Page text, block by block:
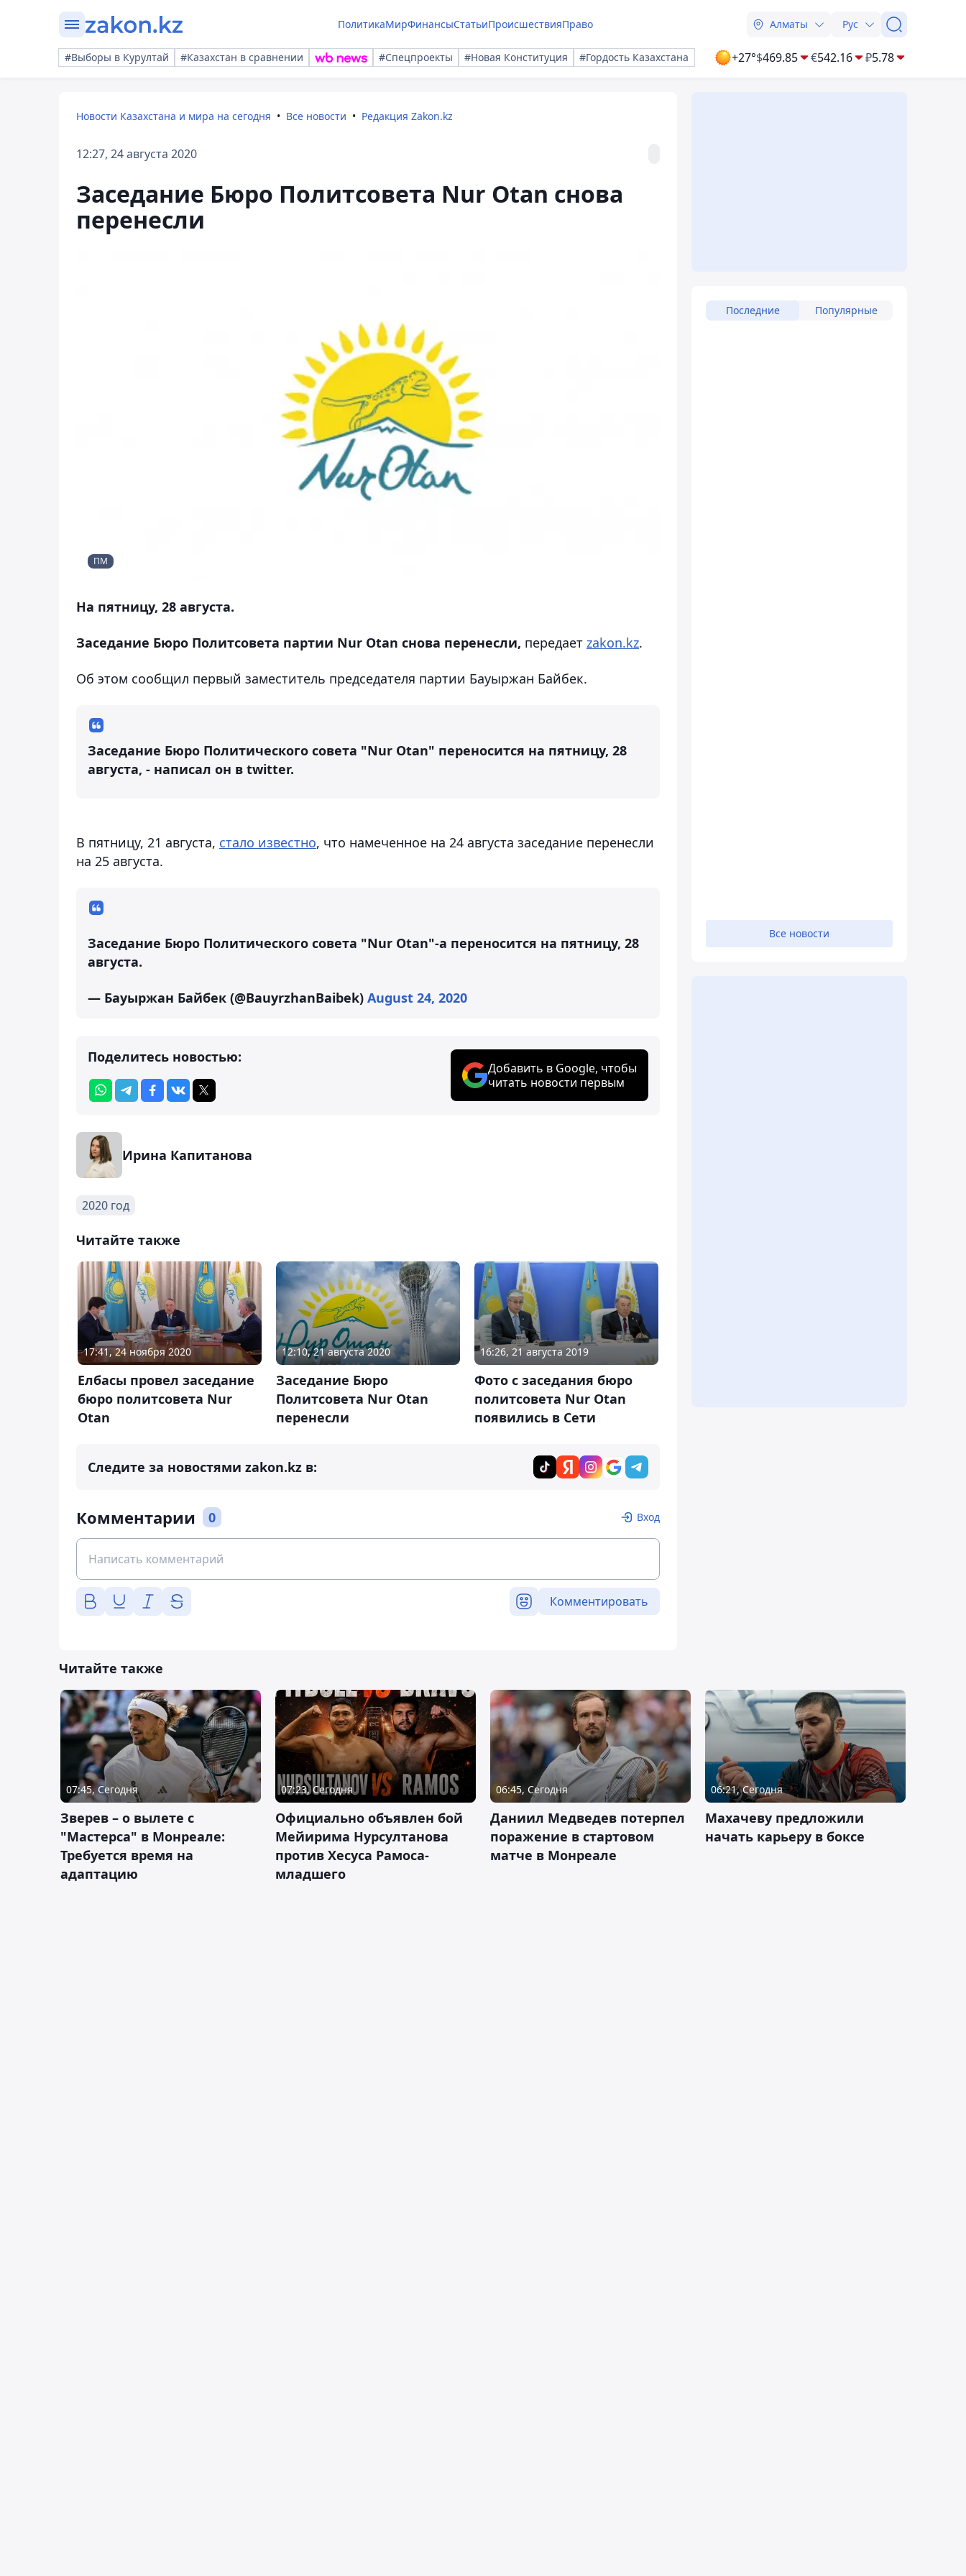
ПолитикаМирФинансыСтатьиПроисшествияПраво Алматы Рус
#Выборы в Курултай #Казахстан в сравнении #Спецпроекты #Новая Конституция #Гордость Казахстана +27°$469.85 €542.16 ₽5.78
Новости Казахстана и мира на сегодня Все новости Редакция Zakon.kz
12:27, 24 августа 2020
Заседание Бюро Политсовета Nur Otan снова
перенесли
ПМ
На пятницу, 28 августа.
Заседание Бюро Политсовета партии Nur Otan снова перенесли, передает zakon.kz.
Об этом сообщил первый заместитель председателя партии Бауыржан Байбек.
Заседание Бюро Политического совета "Nur Otan" переносится на пятницу, 28
августа, - написал он в twitter.
В пятницу, 21 августа, стало известно, что намеченное на 24 августа заседание перенесли
на 25 августа.
Заседание Бюро Политического совета "Nur Otan"-а переносится на пятницу, 28
августа.
— Бауыржан Байбек (@BauyrzhanBaibek) August 24, 2020
Поделитесь новостью:
Добавить в Google, чтобы
читать новости первым
Ирина Капитанова
2020 год
Читайте также
17:41, 24 ноября 2020
Елбасы провел заседание
бюро политсовета Nur
Otan
12:10, 21 августа 2020
Заседание Бюро
Политсовета Nur Otan
перенесли
16:26, 21 августа 2019
Фото с заседания бюро
политсовета Nur Otan
появились в Сети
Следите за новостями zakon.kz в:
Комментарии 0 Вход
Комментировать
Последние Популярные
Все новости
Читайте также
07:45, Сегодня
Зверев – о вылете с
"Мастерса" в Монреале:
Требуется время на
адаптацию
07:23, Сегодня
Официально объявлен бой
Мейирима Нурсултанова
против Хесуса Рамоса-
младшего
06:45, Сегодня
Даниил Медведев потерпел
поражение в стартовом
матче в Монреале
06:21, Сегодня
Махачеву предложили
начать карьеру в боксе